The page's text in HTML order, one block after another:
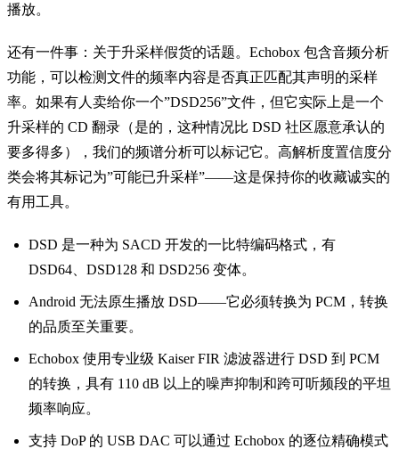
播放。
还有一件事：关于升采样假货的话题。Echobox 包含音频分析
功能，可以检测文件的频率内容是否真正匹配其声明的采样
率。如果有人卖给你一个”DSD256”文件，但它实际上是一个
升采样的 CD 翻录（是的，这种情况比 DSD 社区愿意承认的
要多得多），我们的频谱分析可以标记它。高解析度置信度分
类会将其标记为”可能已升采样”——这是保持你的收藏诚实的
有用工具。
DSD 是一种为 SACD 开发的一比特编码格式，有
DSD64、DSD128 和 DSD256 变体。
Android 无法原生播放 DSD——它必须转换为 PCM，转换
的品质至关重要。
Echobox 使用专业级 Kaiser FIR 滤波器进行 DSD 到 PCM
的转换，具有 110 dB 以上的噪声抑制和跨可听频段的平坦
频率响应。
支持 DoP 的 USB DAC 可以通过 Echobox 的逐位精确模式